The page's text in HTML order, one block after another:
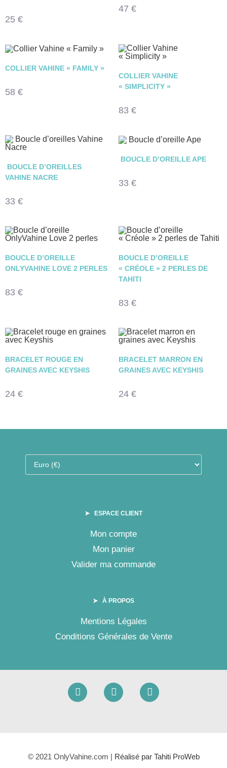
25 €
47 €
COLLIER VAHINE « FAMILY »
58 €
COLLIER VAHINE
« SIMPLICITY »
83 €
BOUCLE D’OREILLES
VAHINE NACRE
33 €
BOUCLE D’OREILLE APE
33 €
BOUCLE D’OREILLE
ONLYVAHINE LOVE 2 PERLES
83 €
BOUCLE D’OREILLE
« CRÉOLE » 2 PERLES DE
TAHITI
83 €
BRACELET ROUGE EN
GRAINES AVEC KEYSHIS
24 €
BRACELET MARRON EN
GRAINES AVEC KEYSHIS
24 €
➤ ESPACE CLIENT
Mon compte
Mon panier
Valider ma commande
➤ À PROPOS
Mentions Légales
Conditions Générales de Vente
© 2021 OnlyVahine.com | Réalisé par Tahiti ProWeb